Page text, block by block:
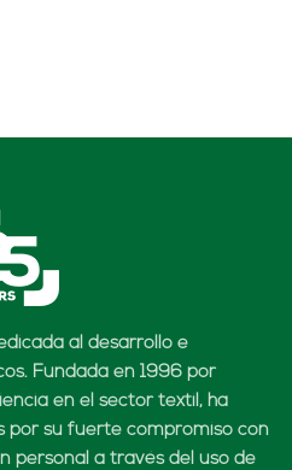
al desarrollo e
Fundada en 1996 por
en el sector textil, ha
por su fuerte compromiso con
personal a través del uso de